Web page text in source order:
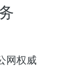
网权威